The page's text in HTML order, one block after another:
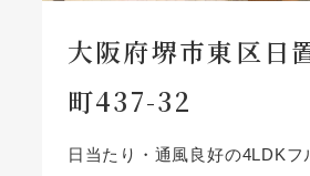
大阪府堺市東区日
町437-32
日当たり・通風良好の4LDKフ